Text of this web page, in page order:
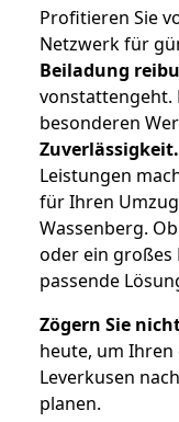
Profitieren Sie
Netzwerk für
Beiladung
vonstattengeht.
besonderen
Zuverlässigkeit.
Leistungen
für Ihren
Wassenberg.
oder ein großes
passende
Zögern Sie
heute, um
Leverkusen
planen.